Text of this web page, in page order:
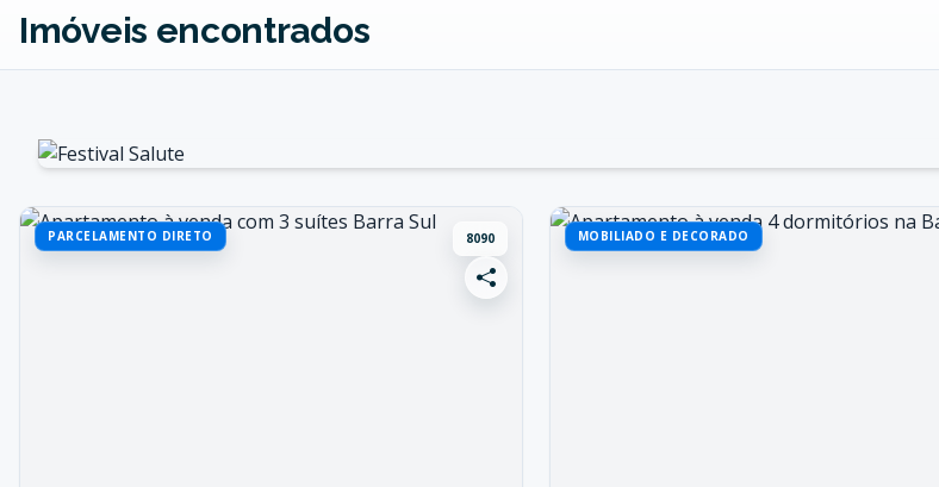
Imóveis encontrados
PARCELAMENTO DIRETO 8090 MOBILIADO E DECORADO